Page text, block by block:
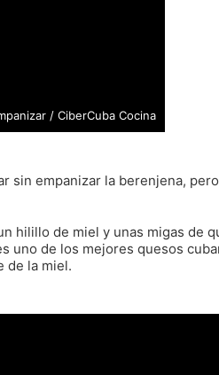
/ CiberCuba Cocina
sin empanizar la berenjena,
hilillo de miel y unas migas de
uno de los mejores quesos
de la miel.